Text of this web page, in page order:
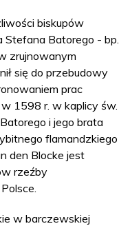
biskupów
Batorego - bp.
zrujnowanym
się do przebudowy
prac
1598 r. w kaplicy św.
i jego brata
flamandzkiego
den Blocke jest
rzeźby
w barczewskiej